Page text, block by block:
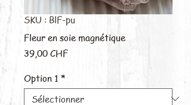
SKU : BlF-pu
Fleur en soie magnétique
39,00 CHFPrix
Option 1 *